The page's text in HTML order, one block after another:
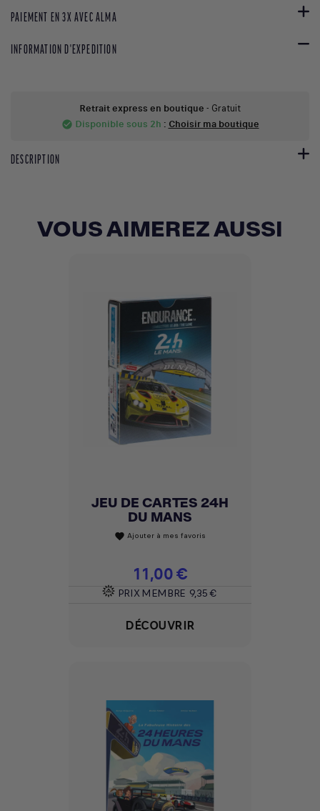
PAIEMENT EN 3X AVEC ALMA
INFORMATION D'EXPEDITION
Retrait express en boutique - Gratuit
check_circle Disponible sous 2h : Choisir ma boutique
DESCRIPTION
VOUS AIMEREZ AUSSI
JEU DE CARTES 24H
DU MANS
favorite Ajouter à mes favoris
Prix
11,00 €
PRIX MEMBRE 9,35 €
DÉCOUVRIR